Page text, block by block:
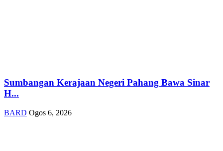
Sumbangan Kerajaan Negeri Pahang Bawa Sinar
H...
BARD Ogos 6, 2026